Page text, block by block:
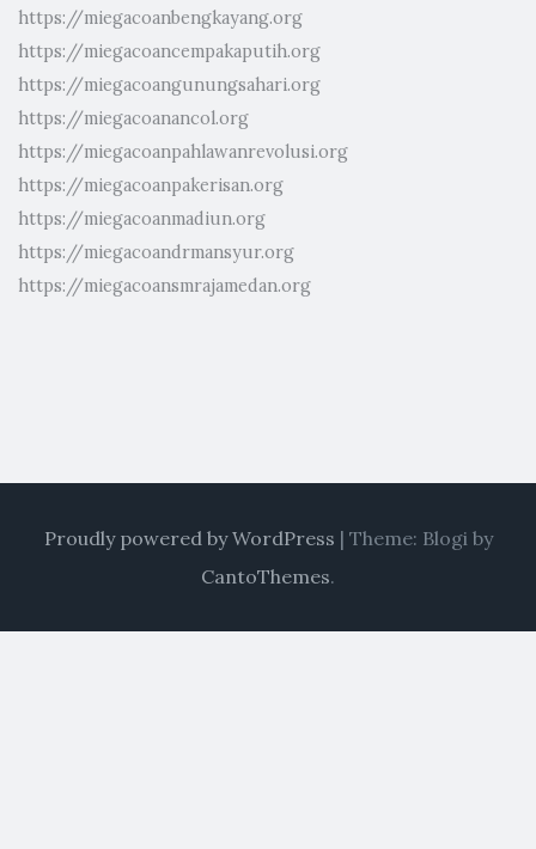
https://miegacoanbengkayang.org
https://miegacoancempakaputih.org
https://miegacoangunungsahari.org
https://miegacoanancol.org
https://miegacoanpahlawanrevolusi.org
https://miegacoanpakerisan.org
https://miegacoanmadiun.org
https://miegacoandrmansyur.org
https://miegacoansmrajamedan.org
Proudly powered by WordPress | Theme: Blogi by
CantoThemes.